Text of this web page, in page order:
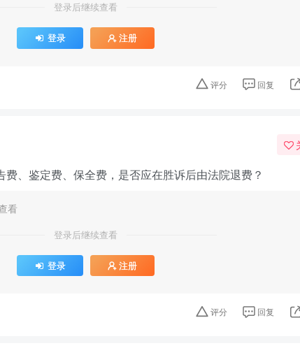
登录后继续查看
登录 注册
评分 回复
、鉴定费、保全费，是否应在胜诉后由法院退费？
看
登录后继续查看
登录 注册
评分 回复